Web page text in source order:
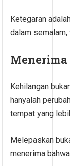
Ketegaran
dalam
Kehilangan
hanyalah
tempat yang
Melepaskan
menerima